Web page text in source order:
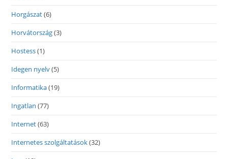
Horgászat(6)
Horvátország(3)
Hostess(1)
Idegen nyelv(5)
Informatika(19)
Ingatlan (77)
Internet(63)
Internetes szolgáltatások(32)